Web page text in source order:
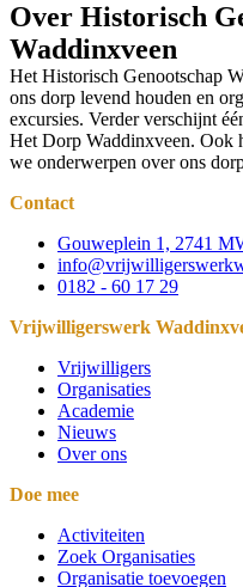
Over Historisch
Waddinxveen
Het Historisch Genootschap
ons dorp levend houden en
excursies. Verder verschijnt
Het Dorp Waddinxveen. Ook
we onderwerpen over ons
Contact
Gouweplein 1, 2741
0182 - 60 17 29
Vrijwilligerswerk
Vrijwilligers
Organisaties
Academie
Nieuws
Over ons
Doe mee
Activiteiten
Zoek Organisaties
Organisatie toevoegen